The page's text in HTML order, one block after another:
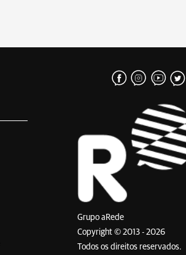
Grupo aRede
Copyright © 2013 - 2026
Todos os direitos reservados.